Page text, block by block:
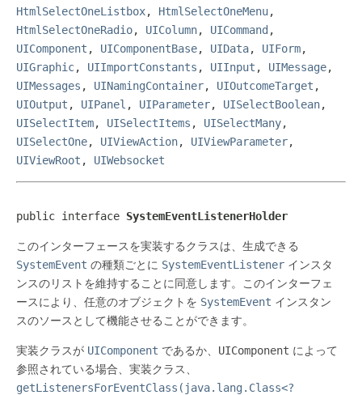
HtmlSelectOneListbox, HtmlSelectOneMenu,
HtmlSelectOneRadio, UIColumn, UICommand ,
UIComponent , UIComponentBase, UIData, UIForm,
UIGraphic, UIImportConstants , UIInput , UIMessage,
UIMessages , UINamingContainer, UIOutcomeTarget ,
UIOutput , UIPanel , UIParameter, UISelectBoolean,
UISelectItem, UISelectItems , UISelectMany,
UISelectOne, UIViewAction, UIViewParameter,
UIViewRoot , UIWebsocket
public interface SystemEventListenerHolder
このインターフェースを実装するクラスは、生成できる
SystemEvent の種類ごとに SystemEventListener インスタ
ンスのリストを維持することに同意します。このインターフェ
ースにより、任意のオブジェクトを SystemEvent インスタン
スのソースとして機能させることができます。
実装クラスが UIComponent であるか、 UIComponent によって
参照されている場合、実装クラス、
getListenersForEventClass(java.lang.Class<?